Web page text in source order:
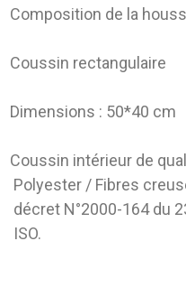
Composition de la
Coussin rectangulaire
Dimensions : 50*40 cm
Coussin intérieur de
Polyester / Fibres
décret N°2000-164 du
ISO.